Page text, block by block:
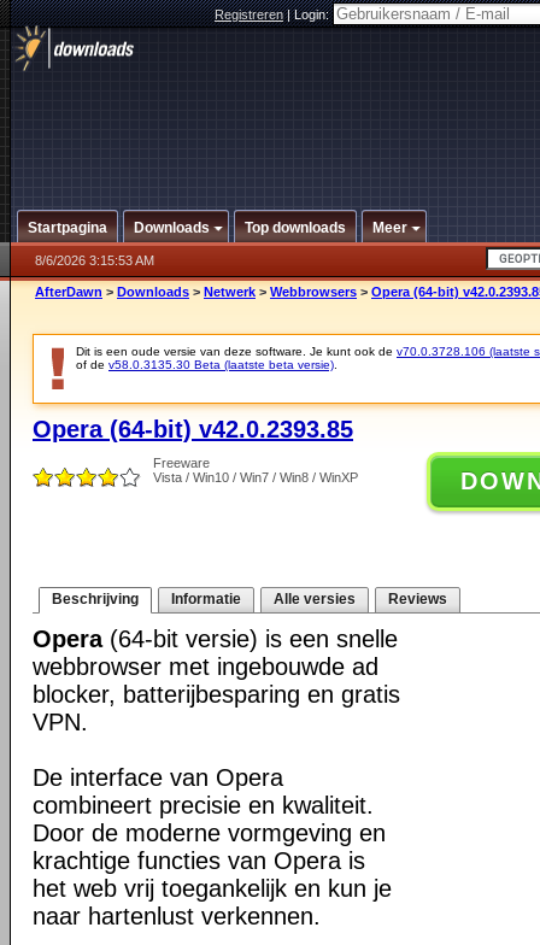
Registreren|Login:
Startpagina Downloads Top downloads Meer
8/6/2026 3:15:53 AM
AfterDawn > Downloads > Netwerk > Webbrowsers > Opera (64-bit)
Dit is een oude versie van deze software. Je kunt ook de v70.0.3728.106 (laatste
of de v58.0.3135.30 Beta (laatste beta versie)
Opera (64-bit) v42.0.2393.85
Freeware
Vista / Win10 / Win7 / Win8 / WinXP
Beschrijving Informatie Alle versies Reviews
Opera(64-bit versie) is een snelle
webbrowser met ingebouwde ad
blocker, batterijbesparing en gratis
VPN.
De interface van Opera
combineert precisie en kwaliteit.
Door de moderne vormgeving en
krachtige functies van Opera is
het web vrij toegankelijk en kun je
naar hartenlust verkennen.